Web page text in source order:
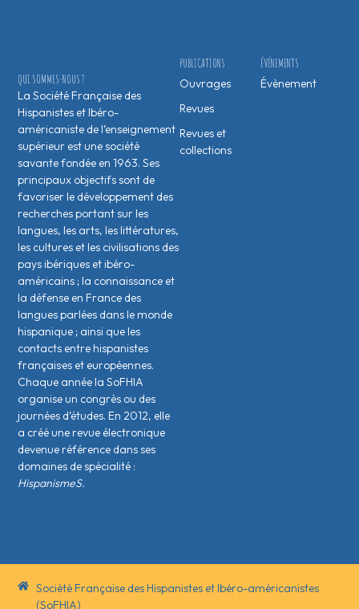
ÉVÉNEMENTS
Évènement
PUBLICATIONS
Ouvrages
Revues
Revues et
collections
QUI SOMMES-NOUS ?
La Société Française des
Hispanistes et Ibéro-
américaniste de l’enseignement
supérieur est une société
savante fondée en 1963. Ses
principaux objectifs sont de
favoriser le développement des
recherches portant sur les
langues, les arts, les littératures,
les cultures et les civilisations des
pays ibériques et ibéro-
américains ; la connaissance et
la défense en France des
langues parlées dans le monde
hispanique ; ainsi que les
contacts entre hispanistes
français·es et européen·nes.
Chaque année la SoFHIA
organise un congrès ou des
journées d’études. En 2012, elle
a créé une revue électronique
devenue référence dans ses
domaines de spécialité :
HispanismeS.
Société Française des Hispanistes et Ibéro-américanistes
(SoFHIA)